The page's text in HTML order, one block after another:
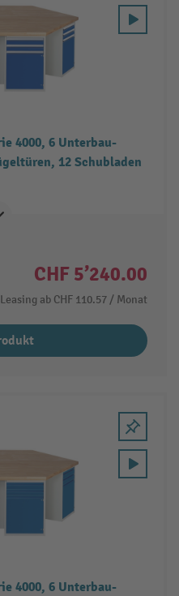
4000, 6 Unterbau-
12 Schubladen
CHF 5’240.00
Leasing ab CHF 110.57 / Monat
4000, 6 Unterbau-